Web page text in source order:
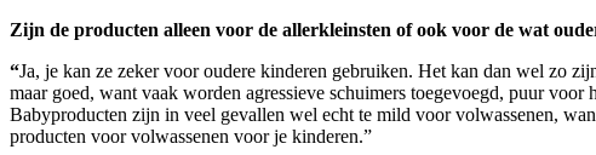
Zijn de producten alleen voor de allerkleinsten of ook voor de wat
“Ja, je kan ze zeker voor oudere kinderen gebruiken. Het kan dan wel zo
maar goed, want vaak worden agressieve schuimers toegevoegd, puur
Babyproducten zijn in veel gevallen wel echt te mild voor volwassenen,
producten voor volwassenen voor je kinderen.”